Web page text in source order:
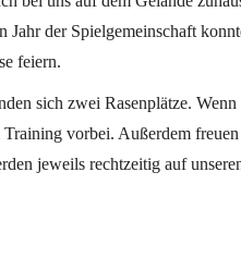
Jahr der Spielgemeinschaft
feiern.
sich zwei Rasenplätze.
vorbei. Außerdem
jeweils rechtzeitig auf